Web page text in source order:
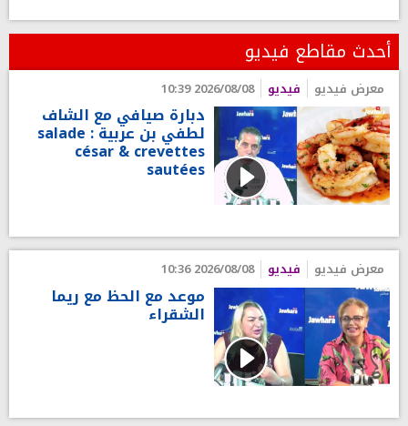
أحدث مقاطع فيديو
معرض فيديو فيديو 2026/08/08 10:39
دبارة صيافي مع الشاف
لطفي بن عربية : salade
césar & crevettes
sautées
معرض فيديو فيديو 2026/08/08 10:36
موعد مع الحظ مع ريما
الشقراء